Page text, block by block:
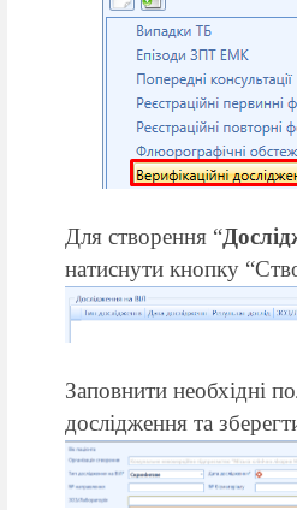
Для створення “
натиснути кнопку
Заповнити необхідні
дослідження та